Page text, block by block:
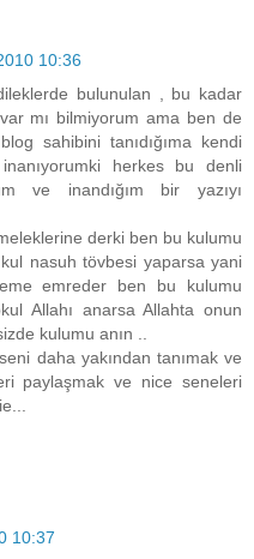
10:36
bulunulan , bu kadar
mı bilmiyorum ama ben de
sahibini tanıdığıma kendi
herkes bu denli
ve inandığım bir yazıyı
derki ben bu kulumu
nasuh tövbesi yaparsa yani
emreder ben bu kulumu
Allahı anarsa Allahta onun
kulumu anın ..
daha yakından tanımak ve
paylaşmak ve nice seneleri
10:37